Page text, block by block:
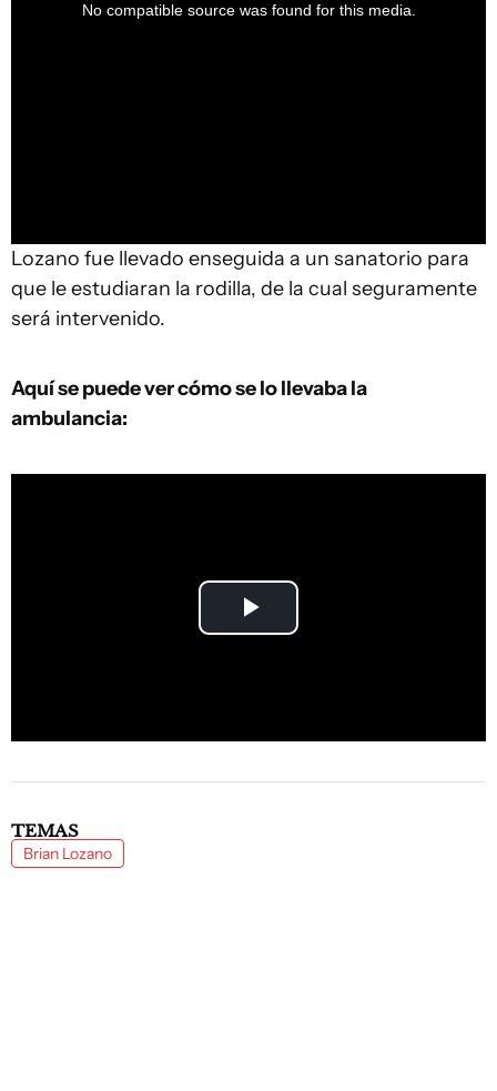
No compatible source was found for this media.
Lozano fue llevado enseguida a un sanatorio para
que le estudiaran la rodilla, de la cual seguramente
será intervenido.
Aquí se puede ver cómo se lo llevaba la
ambulancia:
Play
TEMAS
Brian Lozano